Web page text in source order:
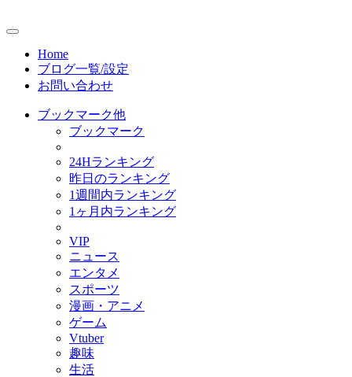
Home
ブログ一覧/設定
お問い合わせ
ブックマーク他
ブックマーク
24Hランキング
昨日のランキング
1週間内ランキング
1ヶ月内ランキング
VIP
ニュース
エンタメ
スポーツ
漫画・アニメ
ゲーム
Vtuber
趣味
生活